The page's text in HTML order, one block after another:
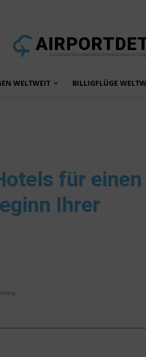
Entdecken Sie umfassende Informationen zu
WELTWEIT BILLIGFLÜGE
für einen
Ihrer